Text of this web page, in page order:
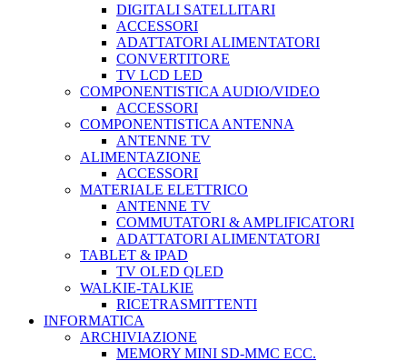
DIGITALI SATELLITARI
ACCESSORI
ADATTATORI ALIMENTATORI
CONVERTITORE
TV LCD LED
COMPONENTISTICA AUDIO/VIDEO
ACCESSORI
COMPONENTISTICA ANTENNA
ANTENNE TV
ALIMENTAZIONE
ACCESSORI
MATERIALE ELETTRICO
ANTENNE TV
COMMUTATORI & AMPLIFICATORI
ADATTATORI ALIMENTATORI
TABLET & IPAD
TV OLED QLED
WALKIE-TALKIE
RICETRASMITTENTI
INFORMATICA
ARCHIVIAZIONE
MEMORY MINI SD-MMC ECC.